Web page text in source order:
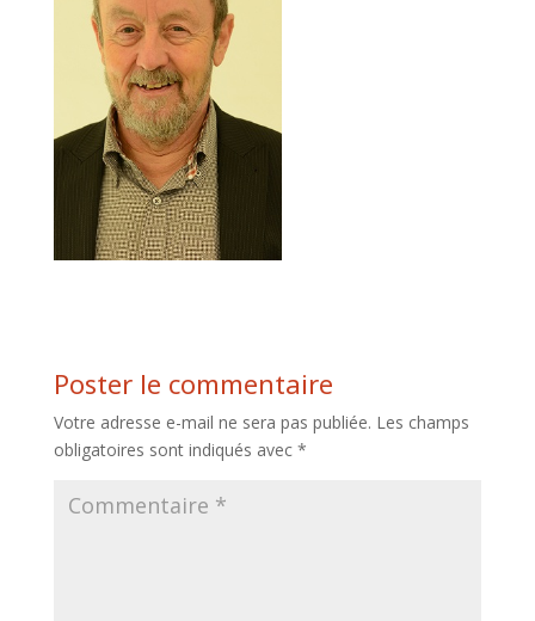
Poster le commentaire
Votre adresse e-mail ne sera pas publiée. Les champs
obligatoires sont indiqués avec *